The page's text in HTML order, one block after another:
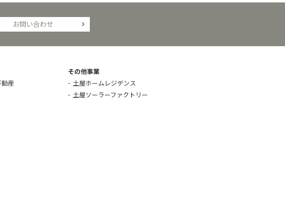
お問い合わせ
動産
その他事業
土屋ホームレジデンス
土屋ソーラーファクトリー